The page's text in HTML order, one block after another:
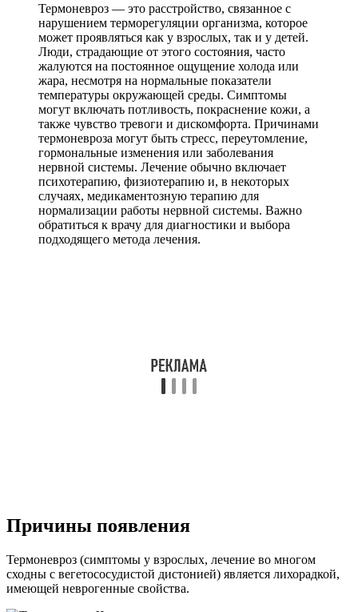
Термоневроз — это расстройство, связанное с
нарушением терморегуляции организма, которое
может проявляться как у взрослых, так и у детей.
Люди, страдающие от этого состояния, часто
жалуются на постоянное ощущение холода или
жара, несмотря на нормальные показатели
температуры окружающей среды. Симптомы
могут включать потливость, покраснение кожи, а
также чувство тревоги и дискомфорта. Причинами
термоневроза могут быть стресс, переутомление,
гормональные изменения или заболевания
нервной системы. Лечение обычно включает
психотерапию, физиотерапию и, в некоторых
случаях, медикаментозную терапию для
нормализации работы нервной системы. Важно
обратиться к врачу для диагностики и выбора
подходящего метода лечения.
Причины появления
Термоневроз (симптомы у взрослых, лечение во многом
сходны с вегетососудистой дистонией) является лихорадкой,
имеющей неврогенные свойства.